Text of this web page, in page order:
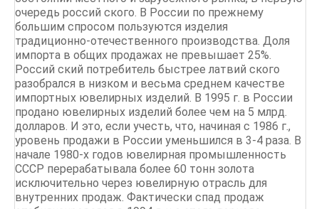
очередь россий ского. В России по прежнему
большим спросом пользуются изделия
традиционно-отечественного производства. Доля
импорта в общих продажах не превышает 25%.
Россий ский потребитель быстрее латвий ского
разобрался в низком и весьма среднем качестве
импортных ювелирных изделий. В 1995 г. в России
продано ювелирных изделий более чем на 5 млрд.
долларов. И это, если учесть, что, начиная с 1986 г.,
уровень продажи в России уменьшился в 3-4 раза. В
начале 1980-х годов ювелирная промышленность
СССР перерабатывала более 60 тонн золота
исключительно через ювелирную отрасль для
внутренних продаж. Фактически спад продаж